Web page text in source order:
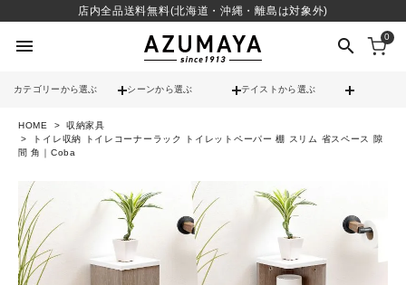
店内全品送料無料(北海道・沖縄・離島は対象外)
menu search 0
カテゴリーから選ぶ シーンから選ぶ テイストから選ぶ
check 送料無料
check 12時までのご注文で当日出荷
※営業日(平日)に限る
search
HOME
収納家具
トイレ収納 トイレコーナーラック トイレットペーパー 棚 スリム 省スペース 隙
間 角｜Coba